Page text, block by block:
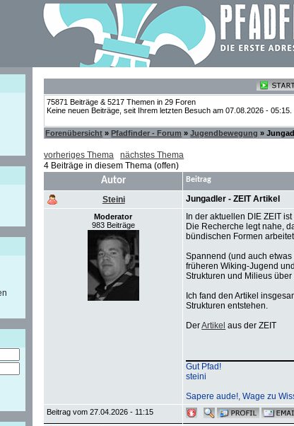
75871 Beiträge & 5217 Themen in 29 Foren
Keine neuen Beiträge, seit Ihrem letzten Besuch am 07.08.2026 - 05:15.
Forenübersicht »Pfadfinder - Forum »Jugendbewegung »
vorheriges Thema
nächstes Thema
4 Beiträge in diesem Thema (offen)
Autor Beitrag
Steini Jungadler - ZEIT Artikel
Moderator
983 Beiträge
In der aktuellen DIE ZEIT
Die Recherche legt nahe,
bündischen Formen
Spannend (und auch
früheren Wiking-Jugend
Strukturen und Milieus
Ich fand den Artikel
Strukturen entstehen.
DerArtikel aus der ZEIT
Gut Pfad!
steini
Sapere aude!, Wage zu
Beitrag vom 27.04.2026 - 11:15